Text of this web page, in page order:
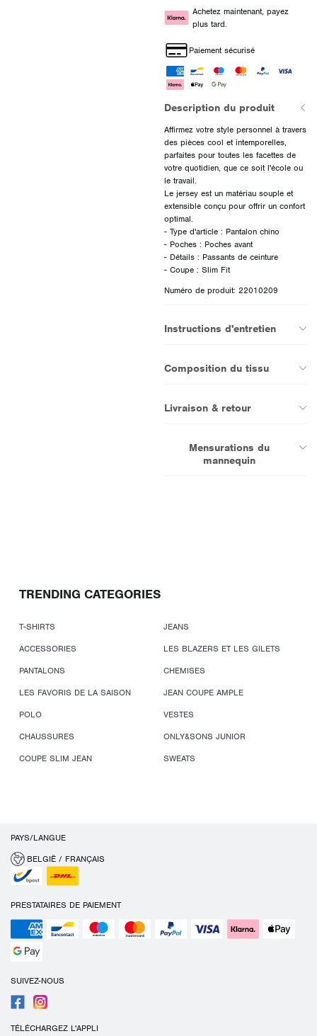
Achetez maintenant, payez
plus tard.
Paiement sécurisé
Description du produit
Affirmez votre style personnel à travers
des pièces cool et intemporelles,
parfaites pour toutes les facettes de
votre quotidien, que ce soit l'école ou
le travail.
Le jersey est un matériau souple et
extensible conçu pour offrir un confort
optimal.
- Type d'article : Pantalon chino
- Poches : Poches avant
- Détails : Passants de ceinture
- Coupe : Slim Fit
Numéro de produit: 22010209
Instructions d'entretien
Composition du tissu
Livraison & retour
Mensurations du
mannequin
TRENDING CATEGORIES
T-SHIRTS
JEANS
ACCESSORIES
LES BLAZERS ET LES GILETS
PANTALONS
CHEMISES
LES FAVORIS DE LA SAISON
JEAN COUPE AMPLE
POLO
VESTES
CHAUSSURES
ONLY&SONS JUNIOR
COUPE SLIM JEAN
SWEATS
PAYS/LANGUE
BELGIË / FRANÇAIS
PRESTATAIRES DE PAIEMENT
SUIVEZ-NOUS
TÉLÉCHARGEZ L'APPLI